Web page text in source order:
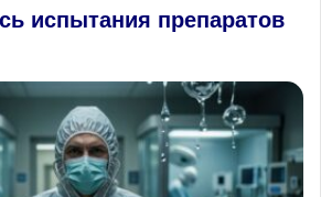
испытания препаратов